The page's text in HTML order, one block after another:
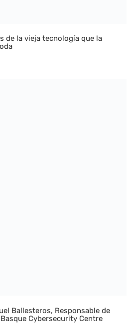
de la vieja tecnología que la
Ballesteros, Responsable de
Cybersecurity Centre